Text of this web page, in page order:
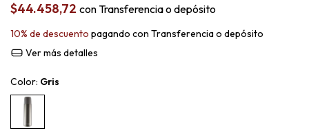
$44.458,72 conTransferencia o depósito
10% de descuento pagando con Transferencia o depósito
Ver más detalles
Color: Gris